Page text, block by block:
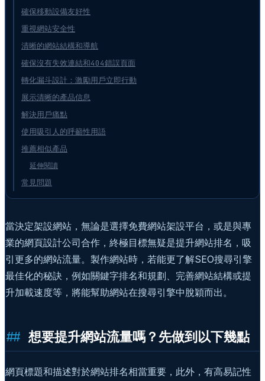
確保移動設備友好性
重視網站安全性
清晰的網站結構和導航
確保沒有失效連結和404錯誤頁面
轉化漏斗設計：激勵用戶立即行動
展示清晰的產品信息
解決用戶痛點
使用吸引人的呼籲性用語
推薦相似產品
延伸閱讀
常見問題
當決定架設網站，無論是選擇免費網站架設平台，或是與專
業的網頁設計公司合作，終極目標無疑是提升網站排名，吸
引更多的網站流量。製作網站時，若能更了解SEO搜尋引擎
最佳化的秘訣，例如關鍵字排名和規劃、完善網站結構或提
升加載速度等，將能幫助網站在搜尋引擎中脫穎而出。
想要提升網站流量嗎？先做到以下幾點
網頁標題和描述對於網站排名相當重要，此外，有高易記性